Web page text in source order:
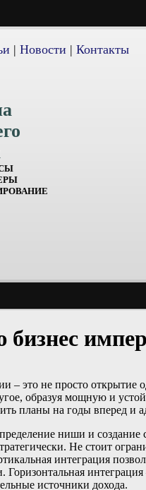
| Новости | Контакты
бизнес
– это не просто
образуя мощную и
планы на годы вперед
ниши и создание
Не стоит
интеграция
Горизонтальная
источники дохода.